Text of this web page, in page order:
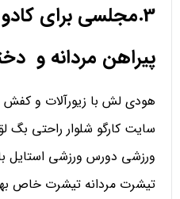
3.مجلسی برای کادو و کادوی تولد ولنتاین
پیراهن مردانه و
هودی لش با زیورآلات و
سایت کارگو شلوار راحتی بگ
ورزشی دورس ورزشی استایل
تیشرت مردانه تیشرت خاص